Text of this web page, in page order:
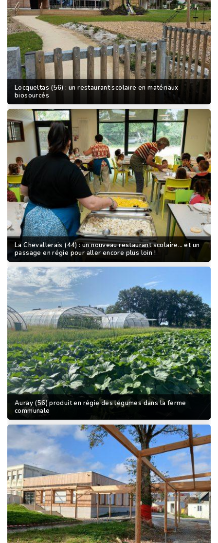
Locqueltas (56) : un restaurant scolaire en matériaux
biosourcés
La Chevallerais (44) : un nouveau restaurant scolaire… et un
passage en régie pour aller encore plus loin !
Auray (56) produit en régie des légumes dans la ferme
communale